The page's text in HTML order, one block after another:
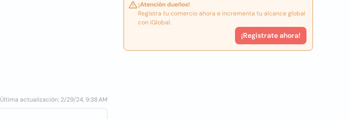
Última actualización: 2/29/24, 9:38 AM
¡Atención dueños!
Registra tu comercio ahora e incrementa tu alcance global
con iGlobal.
¡Registrate ahora!